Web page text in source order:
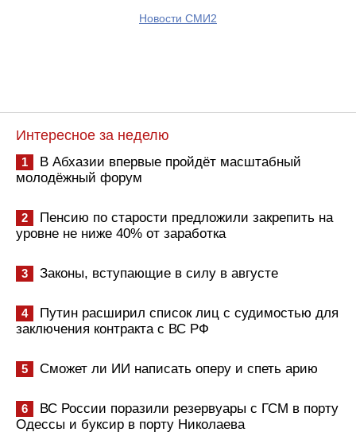
Новости СМИ2
Интересное за неделю
1
В Абхазии впервые пройдёт масштабный
молодёжный форум
2
Пенсию по старости предложили закрепить на
уровне не ниже 40% от заработка
3 Законы, вступающие в силу в августе
4
Путин расширил список лиц с судимостью для
заключения контракта с ВС РФ
5 Сможет ли ИИ написать оперу и спеть арию
6
ВС России поразили резервуары с ГСМ в порту
Одессы и буксир в порту Николаева